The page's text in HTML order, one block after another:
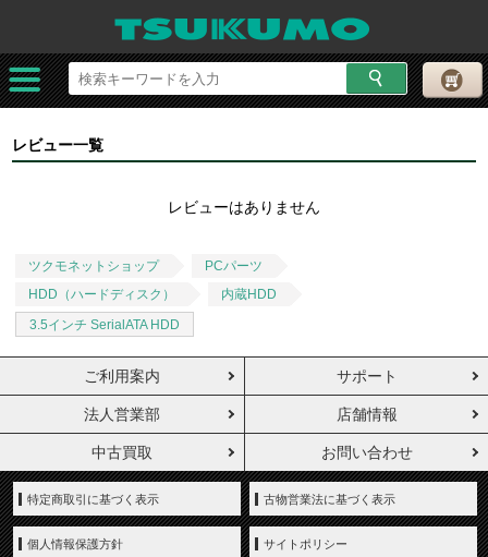
レビュー一覧
レビューはありません
ツクモネットショップ
PCパーツ
HDD（ハードディスク）
内蔵HDD
3.5インチ SerialATA HDD
ご利用案内 サポート
法人営業部 店舗情報
中古買取 お問い合わせ
特定商取引に基づく表示 古物営業法に基づく表示
個人情報保護方針 サイトポリシー